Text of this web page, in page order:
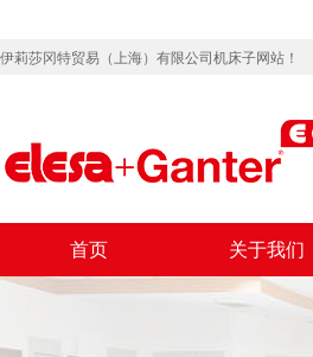
伊莉莎冈特贸易（上海）有限公司机床子网站！
首页 关于我们